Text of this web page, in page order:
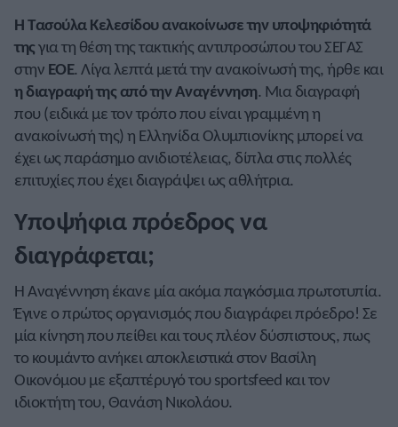
Η Τασούλα Κελεσίδου ανακοίνωσε την υποψηφιότητά
τηςγια τη θέση της τακτικής αντιπροσώπου του ΣΕΓΑΣ
στην ΕΟΕ. Λίγα λεπτά μετά την ανακοίνωσή της, ήρθε και
η διαγραφή της από την Αναγέννηση. Μια διαγραφή
που (ειδικά με τον τρόπο που είναι γραμμένη η
ανακοίνωσή της) η Ελληνίδα Ολυμπιονίκης μπορεί να
έχει ως παράσημο ανιδιοτέλειας, δίπλα στις πολλές
επιτυχίες που έχει διαγράψει ως αθλήτρια.
Υποψήφια πρόεδρος να
διαγράφεται;
Η Αναγέννηση έκανε μία ακόμα παγκόσμια πρωτοτυπία.
Έγινε ο πρώτος οργανισμός που διαγράφει πρόεδρο! Σε
μία κίνηση που πείθει και τους πλέον δύσπιστους, πως
το κουμάντο ανήκει αποκλειστικά στον Βασίλη
Οικονόμου με εξαπτέρυγό του sportsfeed και τον
ιδιοκτήτη του, Θανάση Νικολάου.